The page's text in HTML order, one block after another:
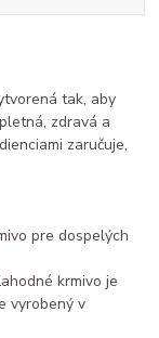
tak, aby
zdravá a
zaručuje,
pre dospelých
krmivo je
vyrobený v